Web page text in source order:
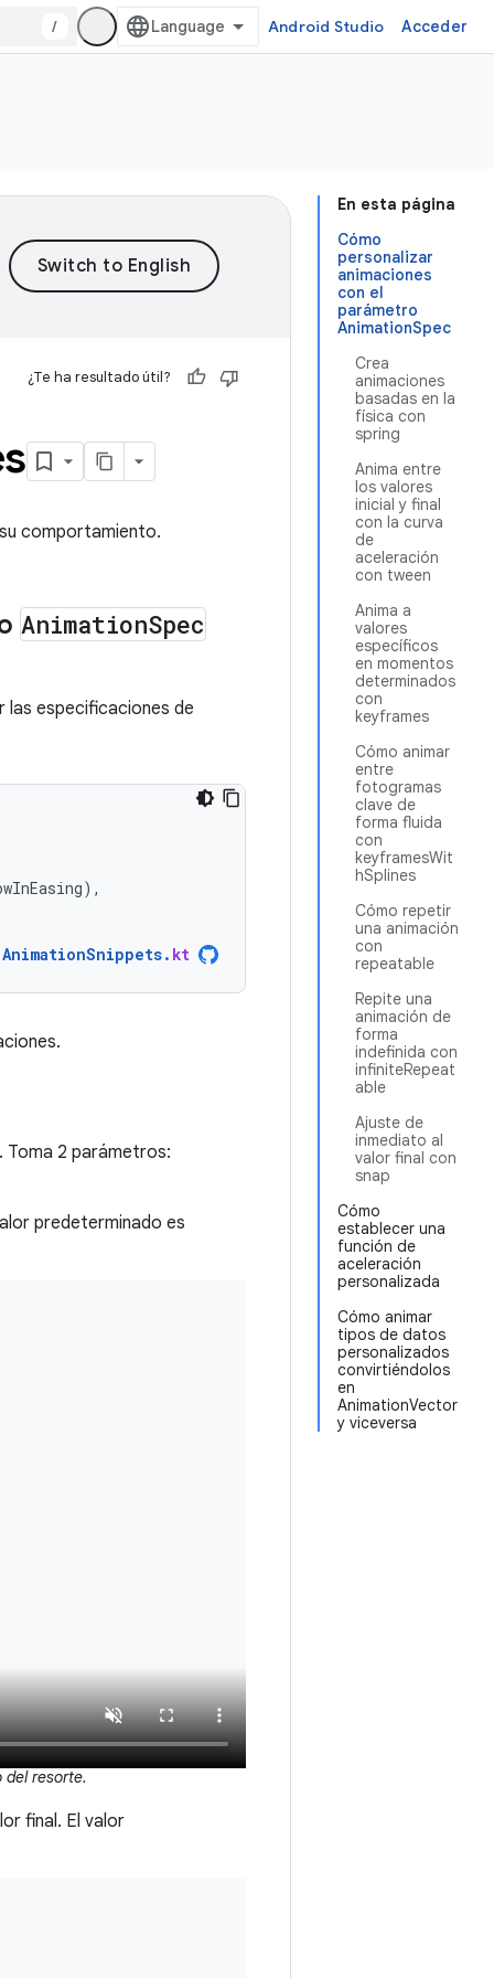
/ Android Studio Acceder
En esta página
Cómo
personalizar
animaciones
con el
parámetro
AnimationSpec
Crea
animaciones
basadas en la
física con
spring
Anima entre
los valores
inicial y final
con la curva
de
aceleración
con tween
Anima a
valores
específicos
en momentos
determinados
con
keyframes
Cómo animar
entre
fotogramas
clave de
forma fluida
con
keyframesWit
hSplines
Cómo repetir
una animación
con
repeatable
Repite una
animación de
forma
indefinida con
infiniteRepeat
able
Ajuste de
inmediato al
valor final con
snap
Cómo
establecer una
función de
aceleración
personalizada
Cómo animar
tipos de datos
personalizados
convirtiéndolos
en
AnimationVector
y viceversa
¿Te ha resultado útil?
comportamiento.
AnimationSpec
las especificaciones de
),
AnimationSnippets. kt
Toma 2 parámetros:
predeterminado es
del resorte.
final. El valor